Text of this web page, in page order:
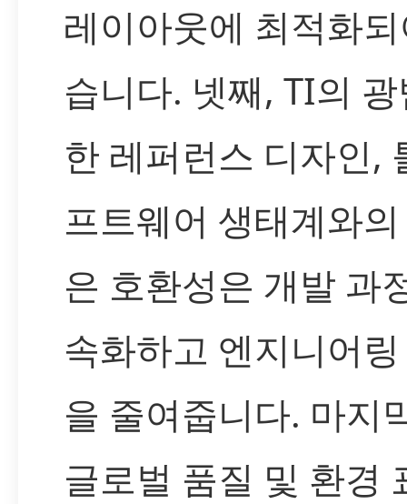
레이아웃에 최적화
습니다. 넷째, TI의
한 레퍼런스 디자인,
프트웨어 생태계와
은 호환성은 개발 과
속화하고 엔지니어
을 줄여줍니다. 마지
글로벌 품질 및 환경